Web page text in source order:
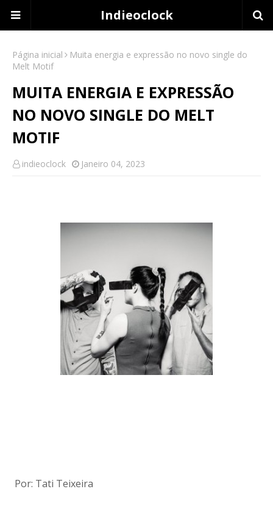
Indieoclock
Página inicial
Muita energia e expressão no novo single do
Melt Motif
MUITA ENERGIA E EXPRESSÃO
NO NOVO SINGLE DO MELT
MOTIF
indieoclock Janeiro 04, 2023
Por: Tati Teixeira